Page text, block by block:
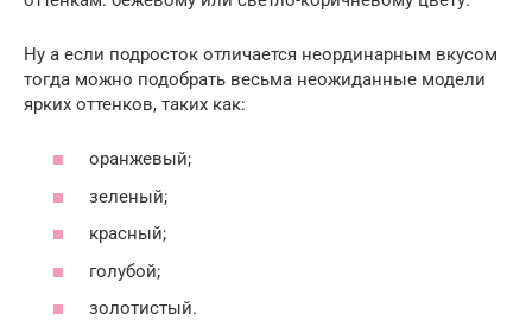
Ну а если подросток отличается неординарным вкусом
тогда можно подобрать весьма неожиданные модели
ярких оттенков, таких как:
оранжевый;
зеленый;
красный;
голубой;
золотистый.